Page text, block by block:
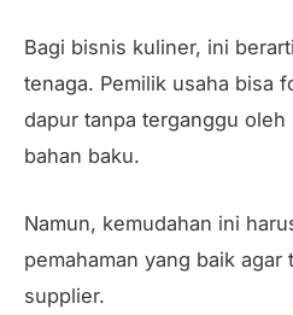
Bagi bisnis kuliner, ini
tenaga. Pemilik usaha bisa
dapur tanpa terganggu
bahan baku.
Namun, kemudahan ini
pemahaman yang baik agar
supplier.